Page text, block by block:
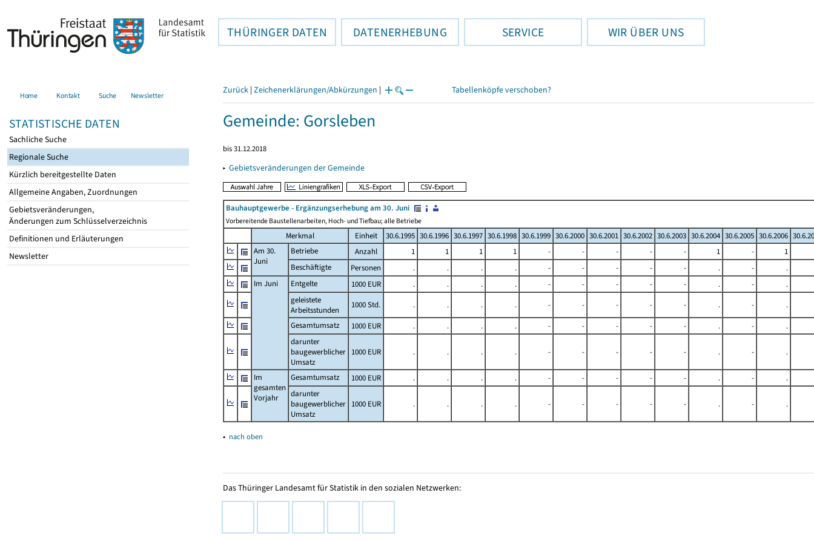
THÜRINGER DATEN DATENERHEBUNG SERVICE WIR ÜBER UNS
Home Kontakt Suche Newsletter
STATISTISCHE DATEN
Sachliche Suche
Regionale Suche
Kürzlich bereitgestellte Daten
Allgemeine Angaben, Zuordnungen
Gebietsveränderungen,
Änderungen zum Schlüsselverzeichnis
Definitionen und Erläuterungen
Newsletter
Zurück | Zeichenerklärungen/Abkürzungen | Tabellenköpfe verschoben?
Gemeinde: Gorsleben
bis 31.12.2018
▸ Gebietsveränderungen der Gemeinde
Bauhauptgewerbe - Ergänzungserhebung am 30. Juni
Vorbereitende Baustellenarbeiten, Hoch- und Tiefbau; alle Betriebe
Merkmal Einheit 30.6.1995 30.6.1996 30.6.1997 30.6.1998 30.6.1999 30.6.2000 30.6.2001 30.6.2002 30.6.2003 30.6.2004 30.6.2005 30.6.2006
Am 30.
Juni
Betriebe Anzahl 1 1 1 1 - - - - - 1 -
1
Beschäftigte
Personen . . . . - - - - - . -
.
Im Juni
Entgelte 1000 EUR . . . . - - - - - . -
.
geleistete
Arbeitsstunden
1000 Std. . . . . - - - - - . -
.
Gesamtumsatz
1000 EUR . . . . - - - - - . -
.
darunter
baugewerblicher
Umsatz
1000 EUR . . . . - - - - - . - .
Im
gesamten
Vorjahr
Gesamtumsatz 1000 EUR . . . . - - - - - . -
.
darunter
baugewerblicher
Umsatz
1000 EUR . . . . - - - - - . - .
▴ nach oben
Das Thüringer Landesamt für Statistik in den sozialen Netzwerken: